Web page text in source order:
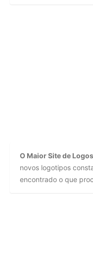
O Maior Site de
novos logotipos
encontrado o que